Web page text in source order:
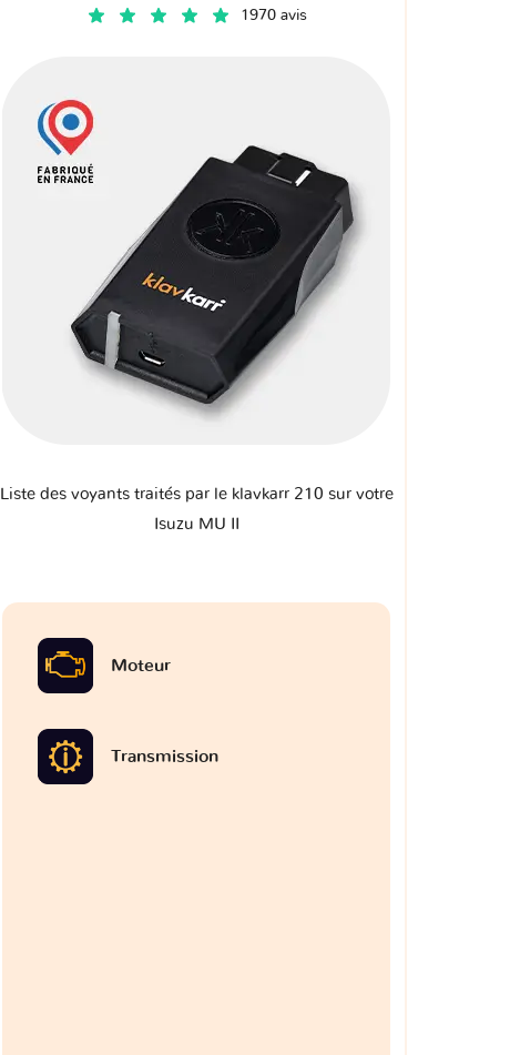
1970 avis
Liste des voyants traités par le klavkarr 210 sur votre
Isuzu MU II
Moteur
Transmission